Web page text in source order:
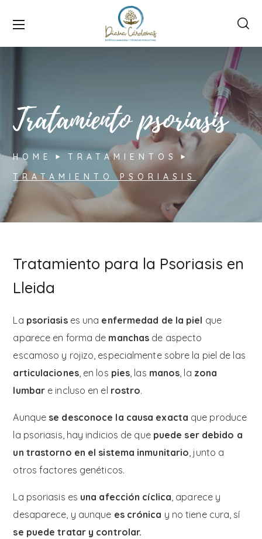
Tratamiento psoriasis
HOME
TRATAMIENTOS
TRATAMIENTO PSORIASIS
Tratamiento para la Psoriasis en
Lleida
La psoriasises una enfermedad de la piel que
aparece en forma de manchas de aspecto
escamoso y rojizo, especialmente sobre la piel de las
articulaciones, en los pies, las manos, la zona
lumbar e incluso en el rostro.
Aunque se desconoce la causa exacta que produce
la psoriasis, hay indicios de que puede ser debido a
un trastorno en el sistema inmunitario, junto a
otros factores genéticos.
La psoriasis es una afección cíclica, aparece y
desaparece, y aunque es crónica y no tiene cura, sí
se puede tratar y controlar.